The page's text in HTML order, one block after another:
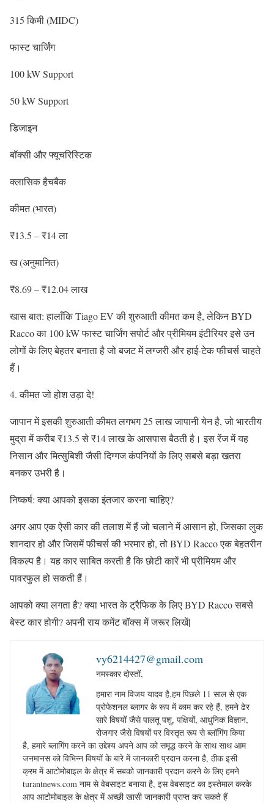
315 किमी (MIDC)
फास्ट चार्जिंग
100 kW Support
50 kW Support
डिजाइन
बॉक्सी और फ्यूचरिस्टिक
क्लासिक हैचबैक
कीमत (भारत)
₹13.5 – ₹14 ला
ख (अनुमानित)
₹8.69 – ₹12.04 लाख
खास बात: हालाँकि Tiago EV की शुरुआती कीमत कम है, लेकिन BYD
Racco का 100 kW फास्ट चार्जिंग सपोर्ट और प्रीमियम इंटीरियर इसे उन
लोगों के लिए बेहतर बनाता है जो बजट में लग्जरी और हाई-टेक फीचर्स चाहते
हैं।
4. कीमत जो होश उड़ा दे!
जापान में इसकी शुरुआती कीमत लगभग 25 लाख जापानी येन है, जो भारतीय
मुद्रा में करीब ₹13.5 से ₹14 लाख के आसपास बैठती है। इस रेंज में यह
निसान और मित्सुबिशी जैसी दिग्गज कंपनियों के लिए सबसे बड़ा खतरा
बनकर उभरी है।
निष्कर्ष: क्या आपको इसका इंतजार करना चाहिए?
अगर आप एक ऐसी कार की तलाश में हैं जो चलाने में आसान हो, जिसका लुक
शानदार हो और जिसमें फीचर्स की भरमार हो, तो BYD Racco एक बेहतरीन
विकल्प है। यह कार साबित करती है कि छोटी कारें भी प्रीमियम और
पावरफुल हो सकती हैं।
आपको क्या लगता है? क्या भारत के ट्रैफिक के लिए BYD Racco सबसे
बेस्ट कार होगी? अपनी राय कमेंट बॉक्स में जरूर लिखें|
vy6214427@gmail.com
नमस्कार दोस्तों,
हमारा नाम विजय यादव है,हम पिछले 11 साल से एक
प्रोफेशनल ब्लागर के रूप में काम कर रहे हैं, हमने ढेर
सारे विषयों जैसे पालतू पशु, पक्षियों, आधुनिक विज्ञान,
रोजगार जैसे विषयों पर विस्तृत रूप से ब्लॉगिंग किया
है, हमारे ब्लागिंग करने का उद्देश्य अपने आप को समृद्ध करने के साथ साथ आम
जनमानस को विभिन्न विषयों के बारे में जानकारी प्रदान करना है, ठीक इसी
क्रम में आटोमोबाइल के क्षेत्र में सबको जानकारी प्रदान करने के लिए हमने
turantnews.com नाम से वेबसाइट बनाया है, इस वेबसाइट का इस्तेमाल करके
आप आटोमोबाइल के क्षेत्र में अच्छी खासी जानकारी प्राप्त कर सकते हैं